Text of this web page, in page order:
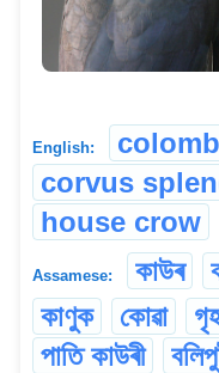
English:
corvus
house crow
Assamese: কাউৰ
কাণুক
কোৱা
পাতি কাউৰী